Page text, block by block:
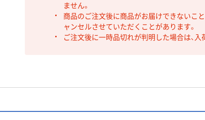
ません。
商品のご注文後に商品がお届けできないこ
ャンセルさせていただくことがあります。
ご注文後に一時品切れが判明した場合は、入